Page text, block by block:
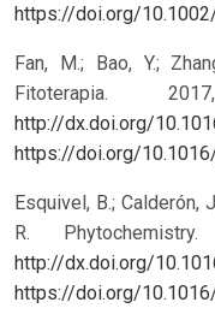
https://doi.org/
Fan, M.; Bao, Y.;
Fitoterapia.
http://dx.doi.org/
https://doi.org/
Esquivel, B.; Calderón,
R.
http://dx.doi.org/
https://doi.org/